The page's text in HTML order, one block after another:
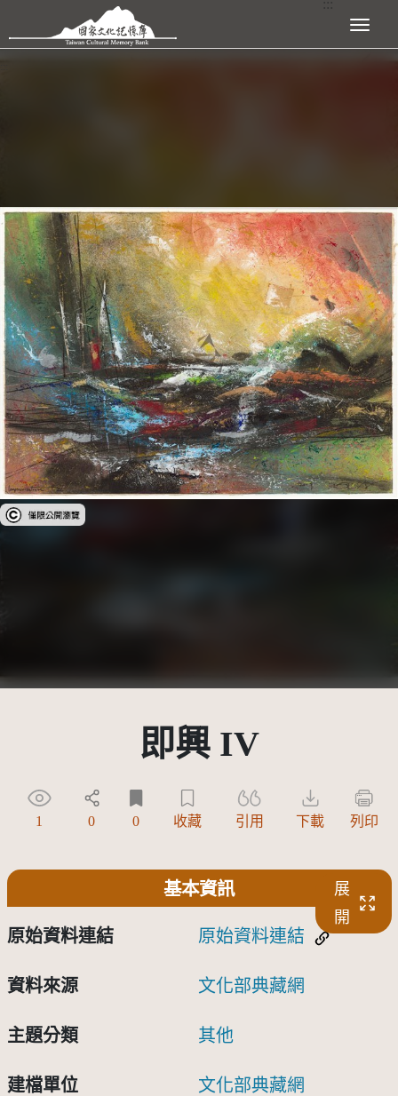
跳到主要內容區塊 展開選單
受著作權法保護-僅限於本平台有限度公開瀏覽
即興 IV
1 0 0 收藏 引用 下載 列印
基本資訊
展
開
原始資料連結 原始資料連結
資料來源 文化部典藏網
主題分類 其他
建檔單位 文化部典藏網